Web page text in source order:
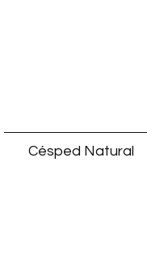
Césped Natural